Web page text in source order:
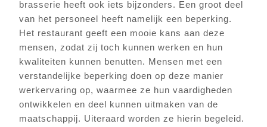
brasserie heeft ook iets bijzonders. Een groot deel
van het personeel heeft namelijk een beperking.
Het restaurant geeft een mooie kans aan deze
mensen, zodat zij toch kunnen werken en hun
kwaliteiten kunnen benutten. Mensen met een
verstandelijke beperking doen op deze manier
werkervaring op, waarmee ze hun vaardigheden
ontwikkelen en deel kunnen uitmaken van de
maatschappij. Uiteraard worden ze hierin begeleid.